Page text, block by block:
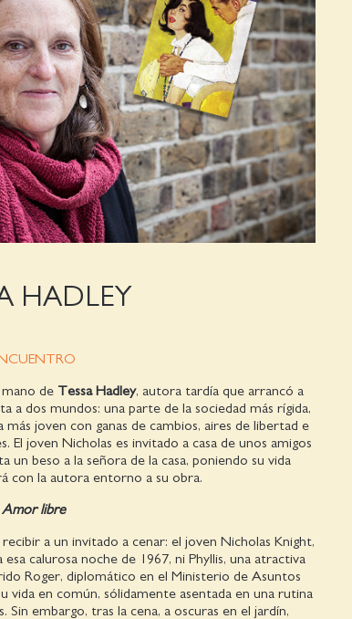
HADLEY
mano de Tessa Hadley, autora tardía que arrancó a
a dos mundos: una parte de la sociedad más rígida,
joven con ganas de cambios, aires de libertad e
joven Nicholas es invitado a casa de unos amigos
un beso a la señora de la casa, poniendo su vida
con la autora entorno a su obra.
Amor libre
a un invitado a cenar: el joven Nicholas Knight,
calurosa noche de 1967, ni Phyllis, una atractiva
Roger, diplomático en el Ministerio de Asuntos
vida en común, sólidamente asentada en una rutina
Sin embargo, tras la cena, a oscuras en el jardín,